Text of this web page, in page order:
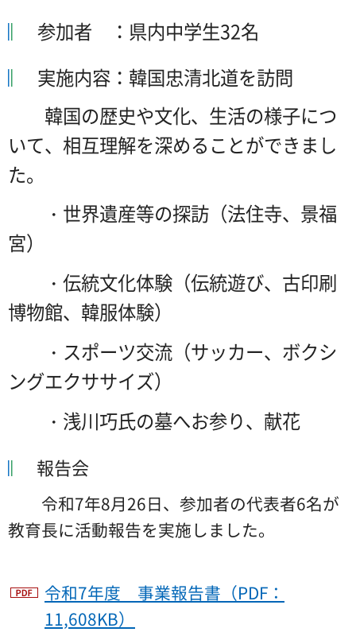
参加者 ：県内中学生32名
実施内容：韓国忠清北道を訪問
韓国の歴史や文化、生活の様子につ
いて、相互理解を深めることができまし
た。
・世界遺産等の探訪（法住寺、景福
宮）
・伝統文化体験（伝統遊び、古印刷
博物館、韓服体験）
・スポーツ交流（サッカー、ボクシ
ングエクササイズ）
・浅川巧氏の墓へお参り、献花
報告会
令和7年8月26日、参加者の代表者6名が
教育長に活動報告を実施しました。
令和7年度 事業報告書（PDF：
11,608KB）